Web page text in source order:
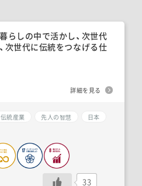
らしの中で活かし、次世代
次世代に伝統をつなげる仕
詳細を見る
伝統産業 先人の智慧
日本
33